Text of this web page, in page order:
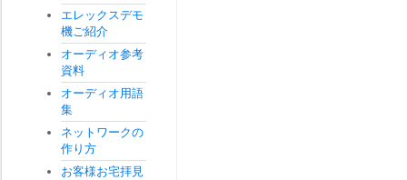
エレックスデモ
機ご紹介
オーディオ参考
資料
オーディオ用語
集
ネットワークの
作り方
お客様お宅拝見